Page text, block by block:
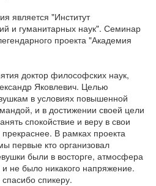
является "Институт
и гуманитарных наук". Семинар
проекта "Академия
доктор философских наук,
Яковлевич. Целью
в условиях повышенной
и в достижении своей цели
спокойствие и веру в свои
В рамках проекта
первые кто организовал
были в восторге, атмосфера
не было никакого напряжение.
спикеру.